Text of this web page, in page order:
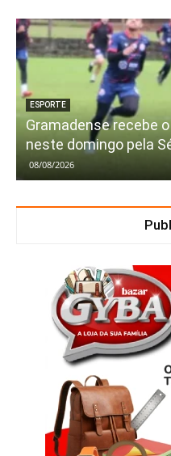
ESPORTE
Gramadense recebe
neste domingo pela
08/08/2026